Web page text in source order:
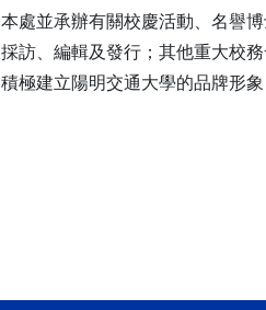
本處並承辦有關校慶活動、名譽
採訪、編輯及發行；其他重大校
積極建立陽明交通大學的品牌形象